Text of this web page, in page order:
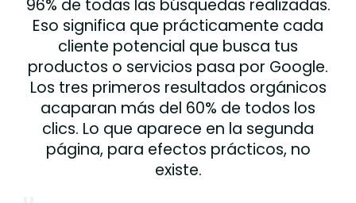
96% de todas las búsquedas realizadas.
Eso significa que prácticamente cada
cliente potencial que busca tus
productos o servicios pasa por Google.
Los tres primeros resultados orgánicos
acaparan más del 60% de todos los
clics. Lo que aparece en la segunda
página, para efectos prácticos, no
existe.